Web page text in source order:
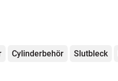
Cylinderbehör Slutbleck